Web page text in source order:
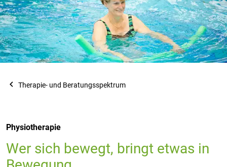
navigate_before Therapie- und Beratungsspektrum
Physiotherapie
Wer sich bewegt, bringt etwas in